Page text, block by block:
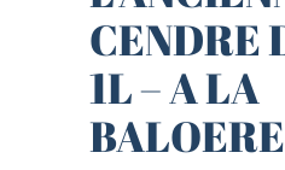
CENDRE
1L – A LA
BALOERE